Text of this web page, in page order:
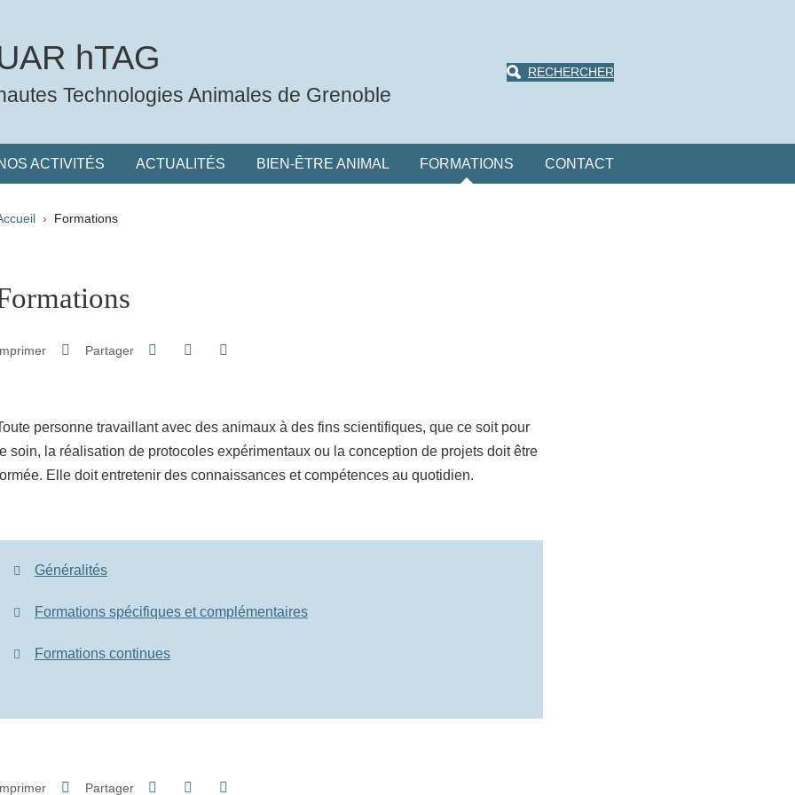
hTAG
Technologies Animales de Grenoble
RECHERCHER
ACTIVITÉS ACTUALITÉS BIEN-ÊTRE ANIMAL FORMATIONS CONTACT
d'Ariane
Formations
Sidebar
Partager Partager sur Facebook
Partager sur LinkedIn
personne travaillant avec des animaux à des fins scientifiques, que ce soit pour
le soin, la réalisation de protocoles expérimentaux ou la conception de projets doit être
Elle doit entretenir des connaissances et compétences au quotidien.
Généralités
Formations spécifiques et complémentaires
Formations continues
Partager Partager sur Facebook
Partager sur LinkedIn